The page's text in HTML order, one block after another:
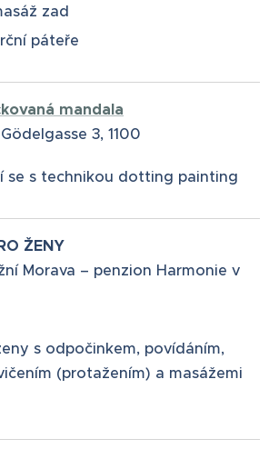
zad
páteře
mandala
3, 1100
se s technikou dotting painting
ŽENY
Morava – penzion Harmonie v
s odpočinkem, povídáním,
(protažením) a masážemi